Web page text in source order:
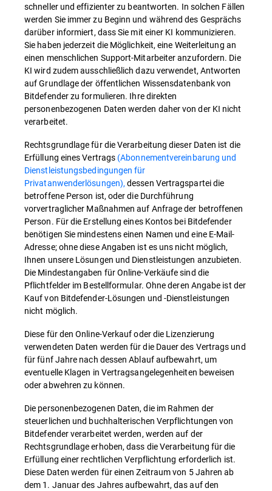
schneller und effizienter zu beantworten. In solchen Fällen
werden Sie immer zu Beginn und während des Gesprächs
darüber informiert, dass Sie mit einer KI kommunizieren.
Sie haben jederzeit die Möglichkeit, eine Weiterleitung an
einen menschlichen Support-Mitarbeiter anzufordern. Die
KI wird zudem ausschließlich dazu verwendet, Antworten
auf Grundlage der öffentlichen Wissensdatenbank von
Bitdefender zu formulieren. Ihre direkten
personenbezogenen Daten werden daher von der KI nicht
verarbeitet.
Rechtsgrundlage für die Verarbeitung dieser Daten ist die
Erfüllung eines Vertrags (Abonnementvereinbarung und
Dienstleistungsbedingungen für
Privatanwenderlösungen),dessen Vertragspartei die
betroffene Person ist, oder die Durchführung
vorvertraglicher Maßnahmen auf Anfrage der betroffenen
Person. Für die Erstellung eines Kontos bei Bitdefender
benötigen Sie mindestens einen Namen und eine E-Mail-
Adresse; ohne diese Angaben ist es uns nicht möglich,
Ihnen unsere Lösungen und Dienstleistungen anzubieten.
Die Mindestangaben für Online-Verkäufe sind die
Pflichtfelder im Bestellformular. Ohne deren Angabe ist der
Kauf von Bitdefender-Lösungen und -Dienstleistungen
nicht möglich.
Diese für den Online-Verkauf oder die Lizenzierung
verwendeten Daten werden für die Dauer des Vertrags und
für fünf Jahre nach dessen Ablauf aufbewahrt, um
eventuelle Klagen in Vertragsangelegenheiten beweisen
oder abwehren zu können.
Die personenbezogenen Daten, die im Rahmen der
steuerlichen und buchhalterischen Verpflichtungen von
Bitdefender verarbeitet werden, werden auf der
Rechtsgrundlage erhoben, dass die Verarbeitung für die
Erfüllung einer rechtlichen Verpflichtung erforderlich ist.
Diese Daten werden für einen Zeitraum von 5 Jahren ab
dem 1. Januar des Jahres aufbewahrt, das auf den